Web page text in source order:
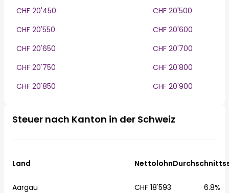
CHF 20'450
CHF 20'500
CHF 20'550
CHF 20'600
CHF 20'650
CHF 20'700
CHF 20'750
CHF 20'800
CHF 20'850
CHF 20'900
Steuer nach Kanton in der Schweiz
Land Nettolohn
Aargau CHF 18'593 6.8%